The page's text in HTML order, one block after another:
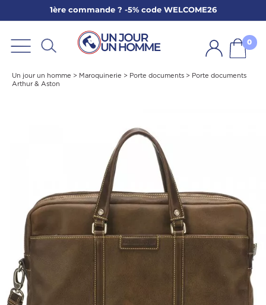
1ère commande ? -5% code WELCOME26
0
Un jour un homme > Maroquinerie > Porte documents > Porte documents
Arthur & Aston